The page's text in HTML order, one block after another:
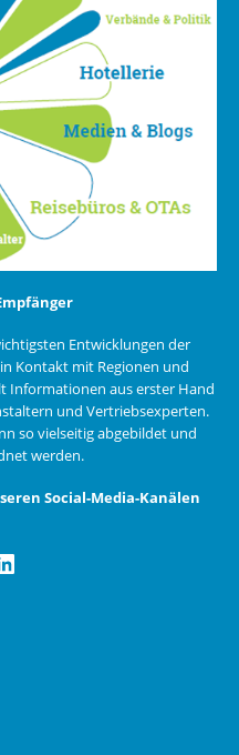
Entwicklungen der
Kontakt mit Regionen und
Informationen aus erster Hand
und Vertriebsexperten.
so vielseitig abgebildet und
werden.
Social-Media-Kanälen